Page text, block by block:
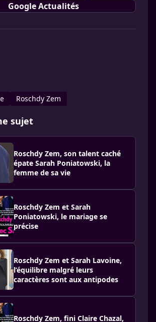
Google Actualités
Roschdy Zem
sujet
Roschdy Zem, son talent caché
épate Sarah Poniatowski, la
femme de sa vie
Roschdy Zem et Sarah
Poniatowski, le mariage se
précise
Roschdy Zem et Sarah Lavoine,
l’équilibre malgré leurs
caractères sont aux antipodes
Roschdy Zem, fini Claire Chazal,